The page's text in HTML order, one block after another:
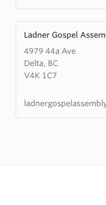
Ladner Gospel
4979 44a Ave
Delta, BC
V4K 1C7
more
about
Ladner
Gospel